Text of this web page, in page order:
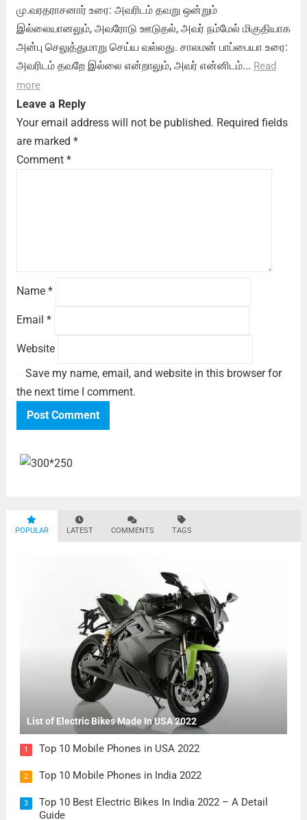
மு.வரதராசனார் உரை: அவரிடம் தவறு ஒன்றும்
இல்லையானலும், அவரோடு ஊடுதல், அவர் நம்மேல் மிகுதியாக
அன்பு செலுத்துமாறு செய்ய வல்லது. சாலமன் பாப்பையா உரை:
அவரிடம் தவறே இல்லை என்றாலும், அவர் என்னிடம்... Read
more
Leave a Reply
Your email address will not be published. Required fields
are marked *
Comment *
Name *
Email *
Website
Save my name, email, and website in this browser for
the next time I comment.
POPULAR LATEST COMMENTS TAGS
List of Electric Bikes Made In USA 2022
1 Top 10 Mobile Phones in USA 2022
2 Top 10 Mobile Phones in India 2022
3
Top 10 Best Electric Bikes In India 2022 – A Detail
Guide